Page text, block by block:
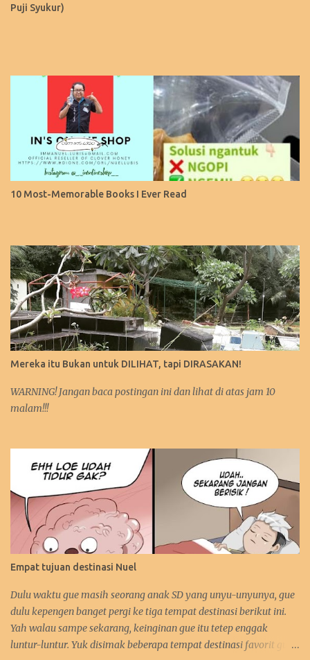
Puji Syukur)
10 Most-Memorable Books I Ever Read
Mereka itu Bukan untuk DILIHAT, tapi DIRASAKAN!
WARNING! Jangan baca postingan ini dan lihat di atas jam 10
malam!!!
Empat tujuan destinasi Nuel
Dulu waktu gue masih seorang anak SD yang unyu-unyunya, gue
dulu kepengen banget pergi ke tiga tempat destinasi berikut ini.
Yah walau sampe sekarang, keinginan gue itu tetep enggak
luntur-luntur. Yuk disimak beberapa tempat destinasi favorit gue.